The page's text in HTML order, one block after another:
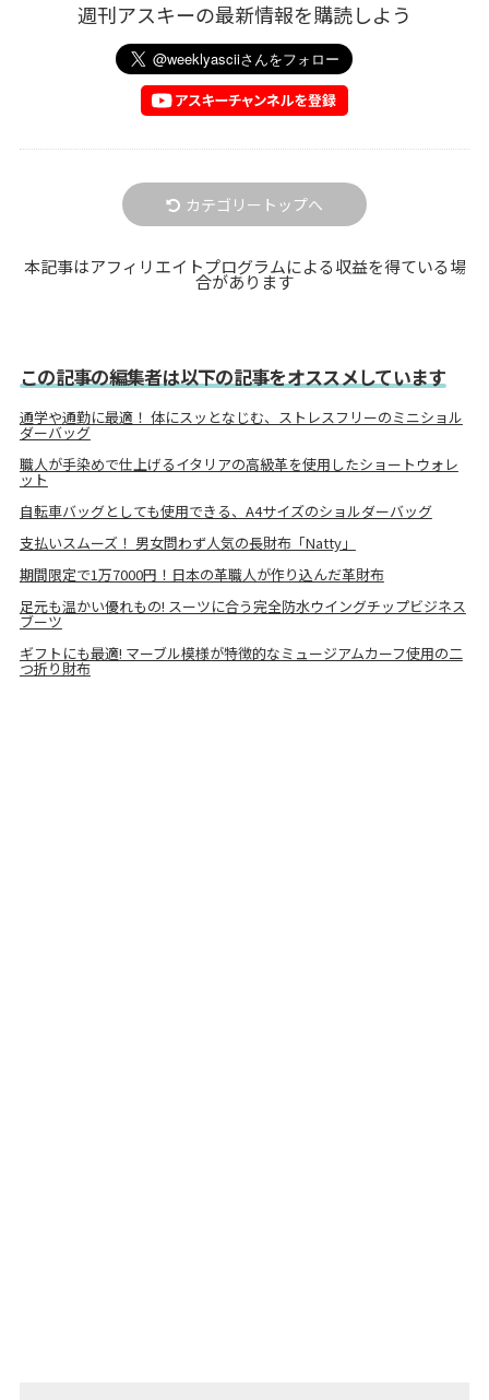
週刊アスキーの最新情報を購読しよう
カテゴリートップへ
本記事はアフィリエイトプログラムによる収益を得ている場
合があります
この記事の編集者は以下の記事をオススメしています
通学や通勤に最適！ 体にスッとなじむ、ストレスフリーのミニショル
ダーバッグ
職人が手染めで仕上げるイタリアの高級革を使用したショートウォレ
ット
自転車バッグとしても使用できる、A4サイズのショルダーバッグ
支払いスムーズ！ 男女問わず人気の長財布「Natty」
期間限定で1万7000円！日本の革職人が作り込んだ革財布
足元も温かい優れもの! スーツに合う完全防水ウイングチップビジネス
ブーツ
ギフトにも最適! マーブル模様が特徴的なミュージアムカーフ使用の二
つ折り財布